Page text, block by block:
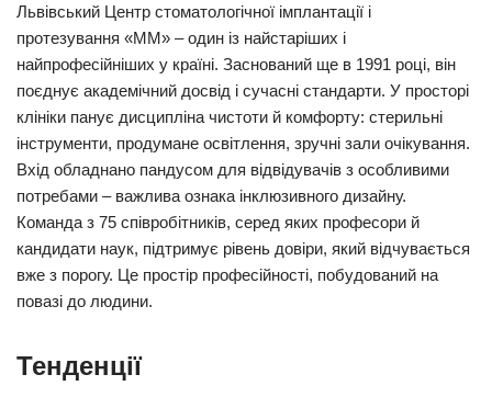
Львівський Центр стоматологічної імплантації і
протезування «ММ» – один із найстаріших і
найпрофесійніших у країні. Заснований ще в 1991 році, він
поєднує академічний досвід і сучасні стандарти. У просторі
клініки панує дисципліна чистоти й комфорту: стерильні
інструменти, продумане освітлення, зручні зали очікування.
Вхід обладнано пандусом для відвідувачів з особливими
потребами – важлива ознака інклюзивного дизайну.
Команда з 75 співробітників, серед яких професори й
кандидати наук, підтримує рівень довіри, який відчувається
вже з порогу. Це простір професійності, побудований на
повазі до людини.
Тенденції